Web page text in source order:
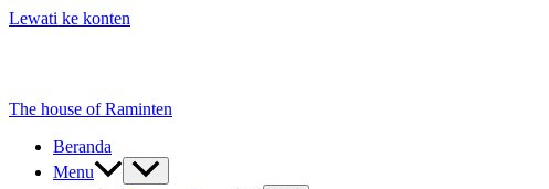
Lewati ke konten
The house of Raminten
Beranda
Menu